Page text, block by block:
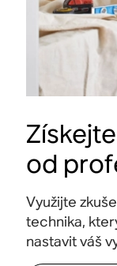
od
Využijte
technika,
nastavit váš